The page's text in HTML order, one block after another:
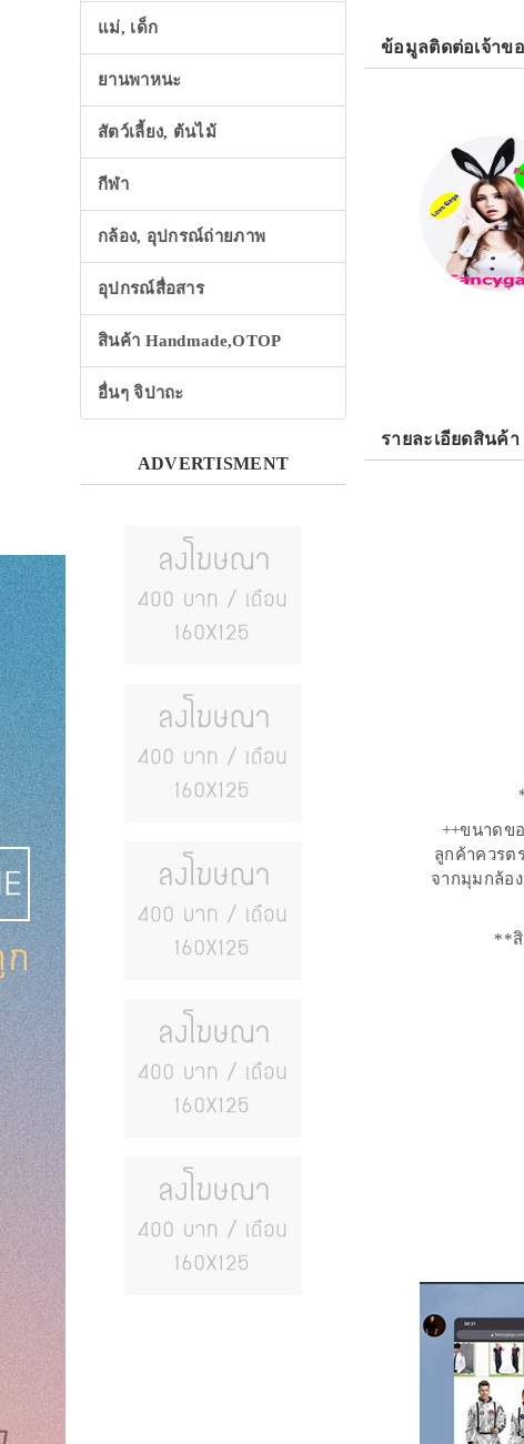
แม่, เด็ก
ยานพาหนะ
สัตว์เลี้ยง, ต้นไม้
กีฬา
กล้อง, อุปกรณ์ถ่ายภาพ
อุปกรณ์สื่อสาร
สินค้า Handmade,OTOP
อื่นๆ จิปาถะ
ADVERTISMENT
ข้อมูลติดต่อเจ้าข
รายละเอียดสินค้า
++ขนาดข
ลูกค้าควรต
จากมุมกล้อ
**สิ